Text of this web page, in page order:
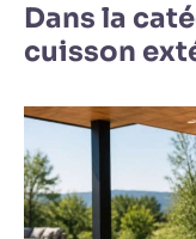
Dans la
cuisson